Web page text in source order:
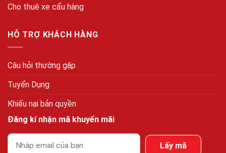
Cho thuê xe cẩu hàng
HỖ TRỢ KHÁCH HÀNG
Câu hỏi thường gặp
Tuyển Dụng
Khiếu nại bản quyền
Đăng kí nhận mã khuyến mãi
Lấy mã